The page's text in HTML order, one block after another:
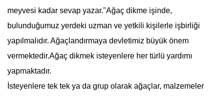
meyvesi kadar sevap yazar."Ağaç dikmeişinde,
bulunduğumuz yerdeki uzman ve yetkili kişilerle işbirliği
yapılmalıdır. Ağaçlandırmaya devletimiz büyük önem
vermektedir.Ağaç dikmek isteyenlere her türlü yardımı
yapmaktadır.
İsteyenlere tek tek ya da grup olarak ağaçlar, malzemeler